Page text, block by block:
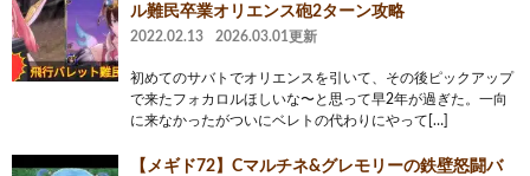
ル難民卒業オリエンス砲2ターン攻略
2022.02.13 2026.03.01更新
初めてのサバトでオリエンスを引いて、その後ピックアップ
で来たフォカロルほしいな〜と思って早2年が過ぎた。一向
に来なかったがついにベレトの代わりにやって[…]
【メギド72】Cマルチネ&グレモリーの鉄壁怒闘バ